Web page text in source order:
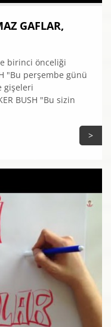
GAFLAR,
birinci önceliği
"Bu perşembe günü
gişeleri
BUSH "Bu sizin
>